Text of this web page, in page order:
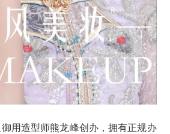
用造型师熊龙峰创办，拥有正规办